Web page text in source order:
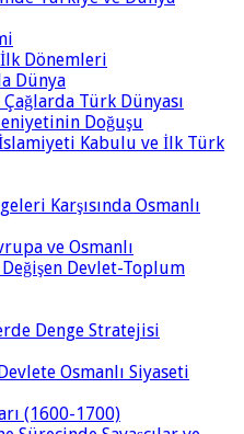
İlk Dönemleri
Dünya
Türk Dünyası
Doğuşu
Kabulu ve İlk Türk
Karşısında Osmanlı
ve Osmanlı
Devlet-Toplum
Denge Stratejisi
Osmanlı Siyaseti
(1600-1700)